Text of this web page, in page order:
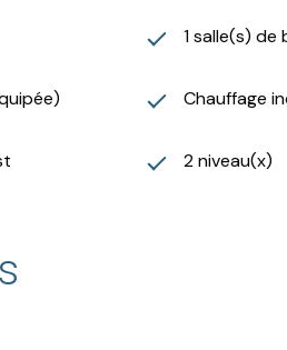
1 salle(s) de
Chauffage
2 niveau(x)